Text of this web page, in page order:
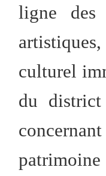
ligne des
culturel
du district